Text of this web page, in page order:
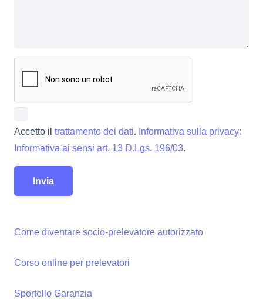
Accetto il trattamento dei dati. Informativa sulla privacy:
Informativa ai sensi art. 13 D.Lgs. 196/03.
Come diventare socio-prelevatore autorizzato
Corso online per prelevatori
Sportello Garanzia